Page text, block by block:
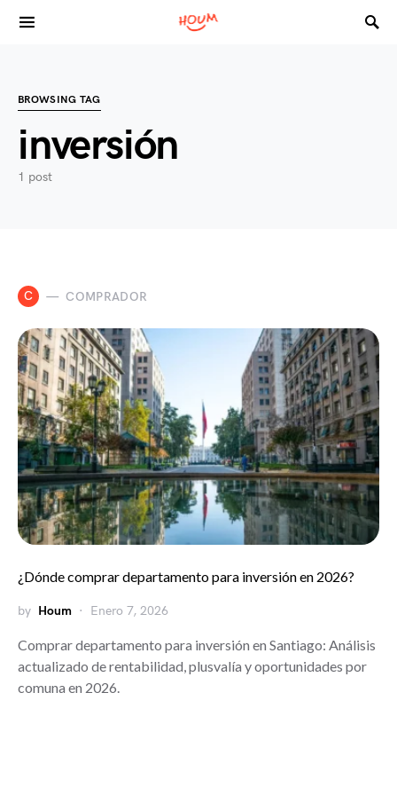
Search for:
BROWSING TAG
inversión
1 post
C COMPRADOR
¿Dónde comprar departamento para inversión en 2026?
by Houm Enero 7, 2026
Comprar departamento para inversión en Santiago: Análisis
actualizado de rentabilidad, plusvalía y oportunidades por
comuna en 2026.